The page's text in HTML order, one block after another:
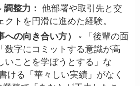
調整力： 他部署や取引先と交
クトを円滑に進めた経験。
への向き合い方）
◦ 「後輩の面
数字にコミットする意識が高
いことを学ぼうとする」な
ける「華々しい実績」がなく